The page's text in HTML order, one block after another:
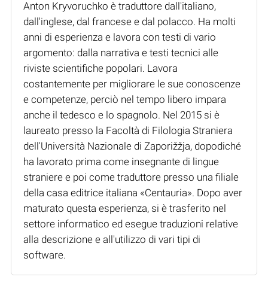
Anton Kryvoruchko è traduttore dall'italiano,
dall'inglese, dal francese e dal polacco. Ha molti
anni di esperienza e lavora con testi di vario
argomento: dalla narrativa e testi tecnici alle
riviste scientifiche popolari. Lavora
costantemente per migliorare le sue conoscenze
e competenze, perciò nel tempo libero impara
anche il tedesco e lo spagnolo. Nel 2015 si è
laureato presso la Facoltà di Filologia Straniera
dell'Università Nazionale di Zaporižžja, dopodiché
ha lavorato prima come insegnante di lingue
straniere e poi come traduttore presso una filiale
della casa editrice italiana «Centauria». Dopo aver
maturato questa esperienza, si è trasferito nel
settore informatico ed esegue traduzioni relative
alla descrizione e all'utilizzo di vari tipi di
software.